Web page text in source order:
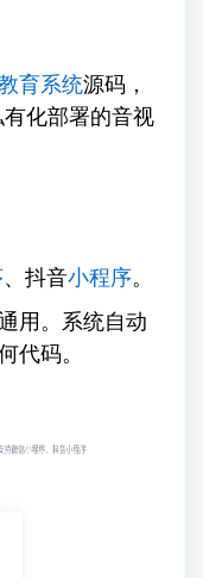
育系统源码，
化部署的音视
、抖音小程序。
用。系统自动
代码。